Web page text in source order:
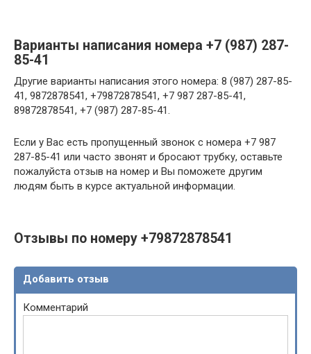
Варианты написания номера +7 (987) 287-
85-41
Другие варианты написания этого номера: 8 (987) 287-85-
41, 9872878541, +79872878541, +7 987 287-85-41,
89872878541, +7 (987) 287-85-41.
Если у Вас есть пропущенный звонок с номера +7 987
287-85-41 или часто звонят и бросают трубку, оставьте
пожалуйста отзыв на номер и Вы поможете другим
людям быть в курсе актуальной информации.
Отзывы по номеру +79872878541
Добавить отзыв
Комментарий